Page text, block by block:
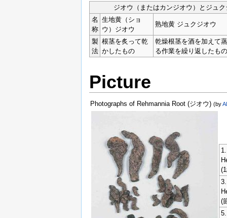
ジオウ（またはカンジオウ）とジュ
名
称
生地黄（ショ
ウ）ジオウ
熟地黄 ジュクジオウ
製
法
根茎を炙って乾
かしたもの
乾燥根茎を酒を加えて
る作業を繰り返したもの
Picture
Photographs of Rehmannia Root (ジオウ) (by
(